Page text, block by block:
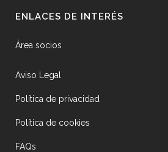
ENLACES DE INTERÉS
Área socios
Aviso Legal
Política de privacidad
Política de cookies
FAQs